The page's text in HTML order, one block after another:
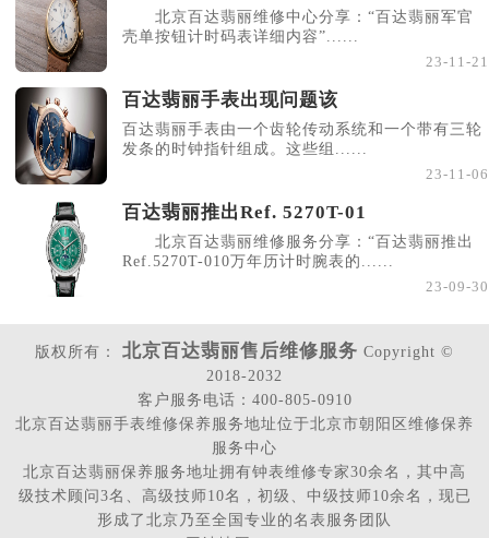
北京百达翡丽维修中心分享：“百达翡丽军官
壳单按钮计时码表详细内容”......
23-11-21
百达翡丽手表出现问题该
百达翡丽手表由一个齿轮传动系统和一个带有三轮
发条的时钟指针组成。这些组......
23-11-06
百达翡丽推出Ref. 5270T-01
北京百达翡丽维修服务分享：“百达翡丽推出
Ref.5270T-010万年历计时腕表的......
23-09-30
版权所有： 北京百达翡丽售后维修服务 Copyright ©
2018-2032
客户服务电话：400-805-0910
北京百达翡丽手表维修保养服务地址位于北京市朝阳区维修保养
服务中心
北京百达翡丽保养服务地址拥有钟表维修专家30余名，其中高
级技术顾问3名、高级技师10名，初级、中级技师10余名，现已
形成了北京乃至全国专业的名表服务团队